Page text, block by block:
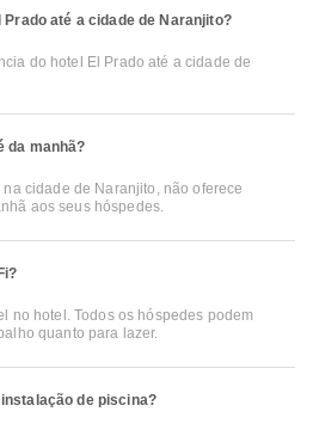
até a cidade de Naranjito?
do hotel El Prado até a cidade de
da manhã?
na cidade de Naranjito, não oferece
aos seus hóspedes.
no hotel. Todos os hóspedes podem
quanto para lazer.
de piscina?